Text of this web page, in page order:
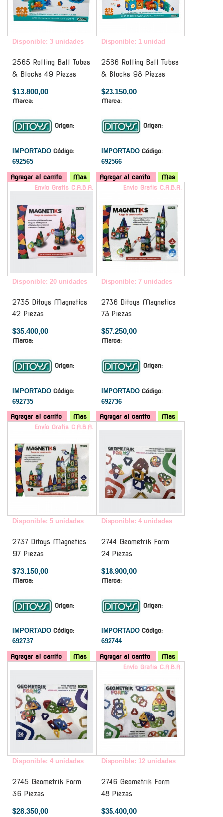
Disponible: 3 unidades
2565 Rolling Ball Tubes
& Blocks 49 Piezas
$13.800,00
Marca:
Origen:
IMPORTADO Código:
692565
Agregar al carrito Mas
Disponible: 1 unidad
2566 Rolling Ball Tubes
& Blocks 98 Piezas
$23.150,00
Marca:
Origen:
IMPORTADO Código:
692566
Agregar al carrito
Mas
Envío Gratis C.A.B.A.
Disponible: 20 unidades
2735 Ditoys Magnetics
42 Piezas
$35.400,00
Marca:
Origen:
IMPORTADO Código:
692735
Agregar al carrito Mas
Envío Gratis C.A.B.A.
Disponible: 7 unidades
2736 Ditoys Magnetics
73 Piezas
$57.250,00
Marca:
Origen:
IMPORTADO Código:
692736
Agregar al carrito
Mas
Envío Gratis C.A.B.A.
Disponible: 5 unidades
2737 Ditoys Magnetics
97 Piezas
$73.150,00
Marca:
Origen:
IMPORTADO Código:
692737
Agregar al carrito Mas
Disponible: 4 unidades
2744 Geometrik Form
24 Piezas
$18.900,00
Marca:
Origen:
IMPORTADO Código:
692744
Agregar al carrito
Mas
Disponible: 4 unidades
2745 Geometrik Form
36 Piezas
$28.350,00
Envío Gratis C.A.B.A.
Disponible: 12 unidades
2746 Geometrik Form
48 Piezas
$35.400,00